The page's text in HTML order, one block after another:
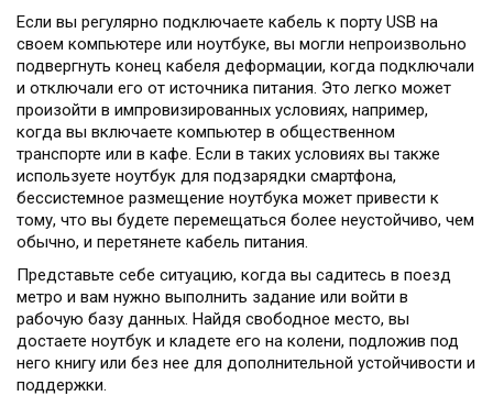
Если вы регулярно подключаете кабель к порту USB на
своем компьютере или ноутбуке, вы могли непроизвольно
подвергнуть конец кабеля деформации, когда подключали
и отключали его от источника питания. Это легко может
произойти в импровизированных условиях, например,
когда вы включаете компьютер в общественном
транспорте или в кафе. Если в таких условиях вы также
используете ноутбук для подзарядки смартфона,
бессистемное размещение ноутбука может привести к
тому, что вы будете перемещаться более неустойчиво, чем
обычно, и перетянете кабель питания.
Представьте себе ситуацию, когда вы садитесь в поезд
метро и вам нужно выполнить задание или войти в
рабочую базу данных. Найдя свободное место, вы
достаете ноутбук и кладете его на колени, подложив под
него книгу или без нее для дополнительной устойчивости и
поддержки.